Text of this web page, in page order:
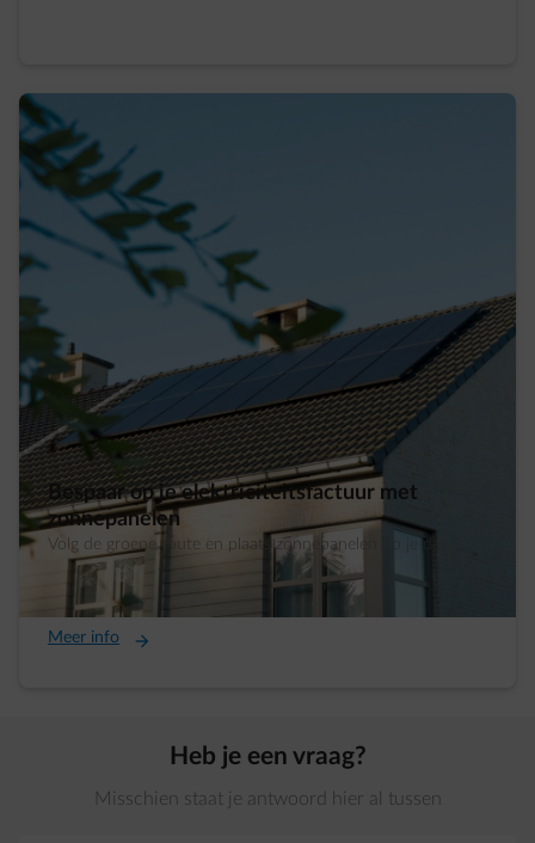
Bespaar op je elektriciteitsfactuur met
zonnepanelen
Volg de groene route en plaats zonnepanelen op je dak.
Meer info
Heb je een vraag?
Misschien staat je antwoord hier al tussen